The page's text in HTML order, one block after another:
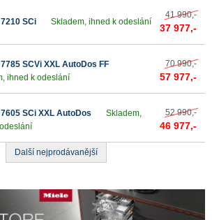
SCi Skladem, ihned k odeslání
41 990,-
37 977,-
7785 SCVi XXL AutoDos FF
ihned k odeslání
70 990,-
57 977,-
7605 SCi XXL AutoDos
Skladem,
52 990,-
46 977,-
Další nejprodávanější